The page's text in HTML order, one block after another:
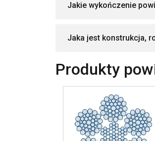
Jakie wykończenie
Jaka jest konstrukcja,
Produkty